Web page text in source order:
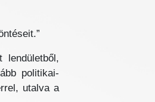
lendületből,
politikai-
utalva a